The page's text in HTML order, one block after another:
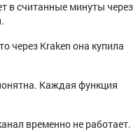
в считанные минуты через
через Kraken она купила
Каждая функция
временно не работает.